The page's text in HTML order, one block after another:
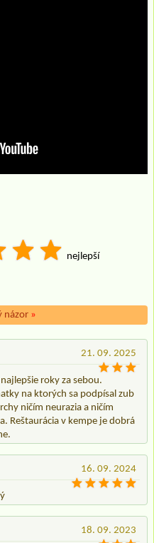
nejlepší
názor »
21. 09. 2025
roky za sebou.
na ktorých sa podpísal zub
ničím neurazia a ničím
Reštaurácia v kempe je dobrá
16. 09. 2024
18. 09. 2023